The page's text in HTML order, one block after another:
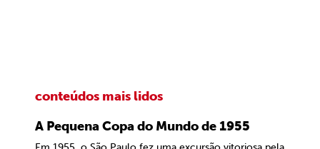
conteúdos mais lidos
A Pequena Copa do Mundo de 1955